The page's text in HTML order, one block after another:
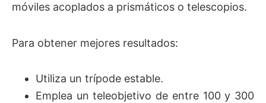
móviles acoplados a prismáticos o telescopios.
Para obtener mejores resultados:
Utiliza un trípode estable.
Emplea un teleobjetivo de entre 100 y 300